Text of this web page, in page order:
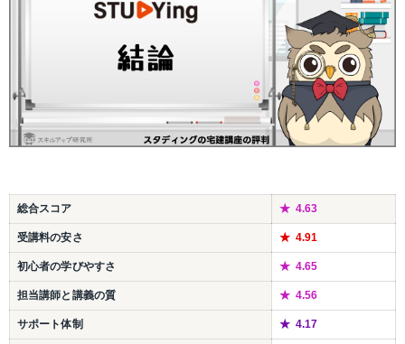
総合スコア 4.63
受講料の安さ 4.91
初心者の学びやすさ 4.65
担当講師と講義の質 4.56
サポート体制 4.17